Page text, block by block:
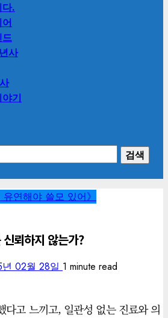
.
드
사
기
연해야 쓸모 있어》
뢰하지 않는가?
02월 28일 1 minute read
다고 느끼고, 일관성 없는 진료와 의